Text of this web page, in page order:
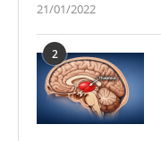
21/01/2022
2